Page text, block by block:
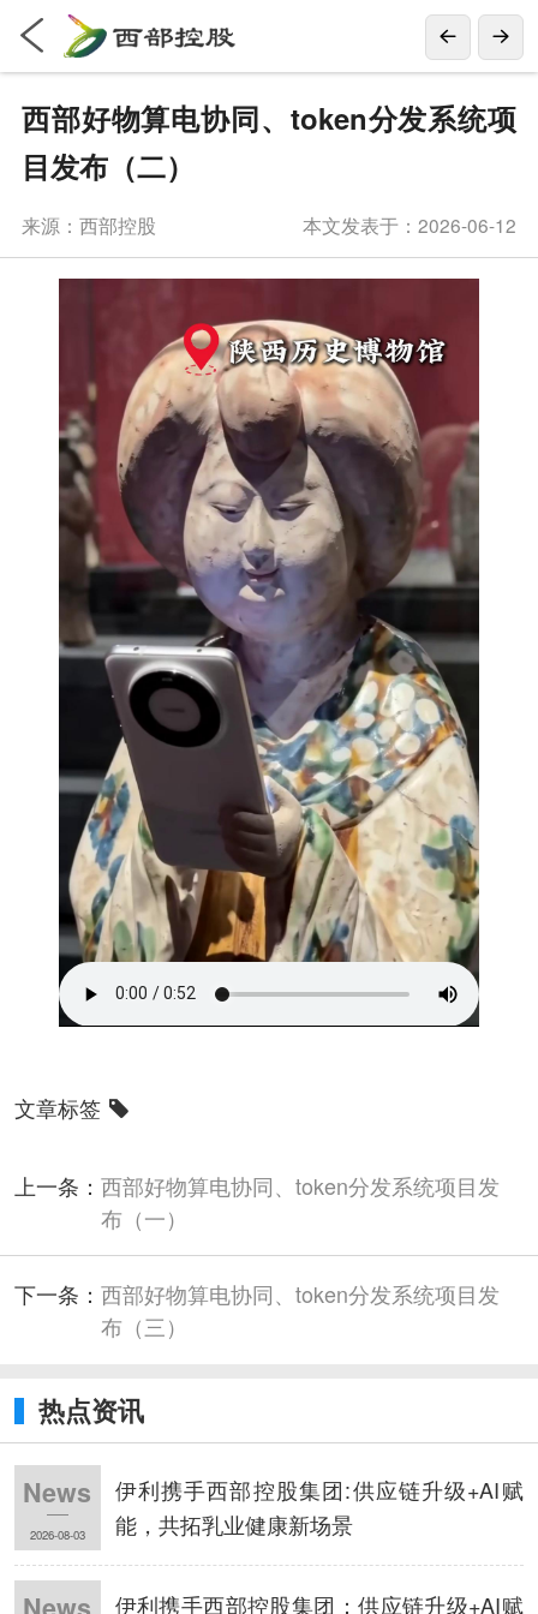
西部好物算电协同、token分发系统项
目发布（二）
来源：西部控股 本文发表于：2026-06-12
文章标签
上一条： 西部好物算电协同、token分发系统项目发
布（一）
下一条： 西部好物算电协同、token分发系统项目发
布（三）
热点资讯
伊利携手西部控股集团:供应链升级+AI赋
能，共拓乳业健康新场景
News
2026-08-03
伊利携手西部控股集团：供应链升级+AI赋